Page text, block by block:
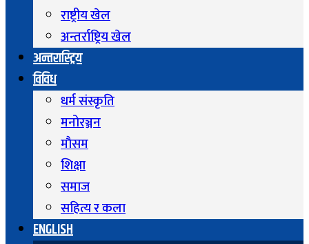
राष्ट्रीय खेल
अन्तर्राष्ट्रिय खेल
अन्तरास्ट्रिय
विविध
धर्म संस्कृति
मनोरञ्जन
माैसम
शिक्षा
समाज
सहित्य र कला
ENGLISH